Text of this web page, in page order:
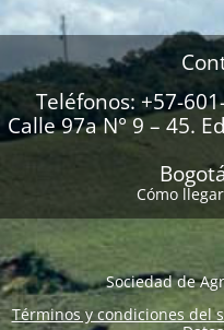
Teléfonos: +57-
Calle 97a N° 9 – 45.
Cómo
Sociedad de
Términos y condiciones del